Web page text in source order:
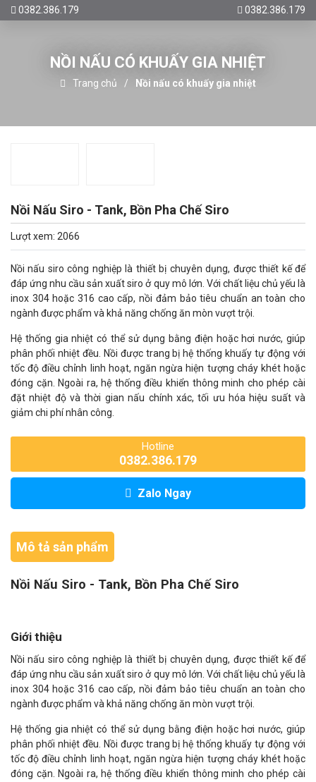
0382.386.179 0382.386.179
NỒI NẤU CÓ KHUẤY GIA NHIỆT
Trang chủ Nồi nấu có khuấy gia nhiệt
Nồi Nấu Siro - Tank, Bồn Pha Chế Siro
Lượt xem: 2066
Nồi nấu siro công nghiệp là thiết bị chuyên dụng, được thiết kế để
đáp ứng nhu cầu sản xuất siro ở quy mô lớn. Với chất liệu chủ yếu là
inox 304 hoặc 316 cao cấp, nồi đảm bảo tiêu chuẩn an toàn cho
ngành được phẩm và khả năng chống ăn mòn vượt trội.
Hệ thống gia nhiệt có thể sử dụng bằng điện hoặc hơi nước, giúp
phân phối nhiệt đều. Nồi được trang bị hệ thống khuấy tự động với
tốc độ điều chỉnh linh hoạt, ngăn ngừa hiện tượng cháy khét hoặc
đóng cặn. Ngoài ra, hệ thống điều khiển thông minh cho phép cài
đặt nhiệt độ và thời gian nấu chính xác, tối ưu hóa hiệu suất và
giảm chi phí nhân công.
Hotline
0382.386.179
Zalo Ngay
Mô tả sản phẩm
Nồi Nấu Siro - Tank, Bồn Pha Chế Siro
Giới thiệu
Nồi nấu siro công nghiệp là thiết bị chuyên dụng, được thiết kế để
đáp ứng nhu cầu sản xuất siro ở quy mô lớn. Với chất liệu chủ yếu là
inox 304 hoặc 316 cao cấp, nồi đảm bảo tiêu chuẩn an toàn cho
ngành được phẩm và khả năng chống ăn mòn vượt trội.
Hệ thống gia nhiệt có thể sử dụng bằng điện hoặc hơi nước, giúp
phân phối nhiệt đều. Nồi được trang bị hệ thống khuấy tự động với
tốc độ điều chỉnh linh hoạt, ngăn ngừa hiện tượng cháy khét hoặc
đóng cặn. Ngoài ra, hệ thống điều khiển thông minh cho phép cài